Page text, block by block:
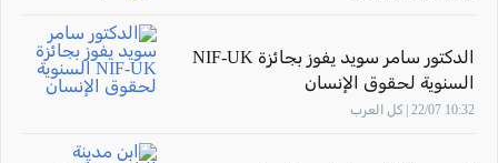
الدكتور سامر سويد يفوز بجائزة NIF-UK
السنوية لحقوق الإنسان
10:32 22/07 | كل العرب